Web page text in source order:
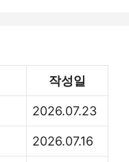
작성일
2026.07.23
2026.07.16